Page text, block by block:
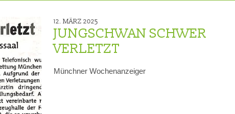
12. MÄRZ 2025
JUNGSCHWAN SCHWER
VERLETZT
Münchner Wochenanzeiger